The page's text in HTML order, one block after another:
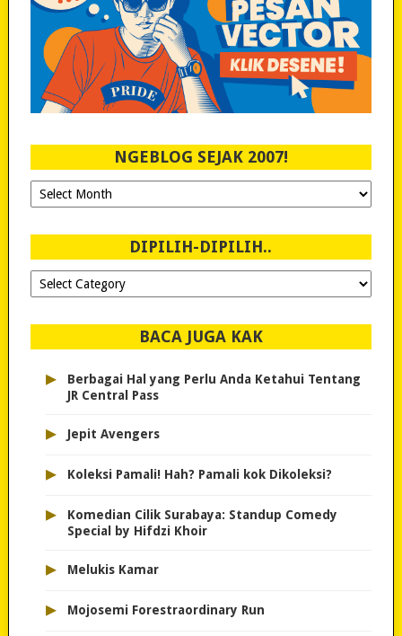
NGEBLOG SEJAK 2007!
Ngeblog
Sejak
DIPILIH-DIPILIH..
Dipilih-
dipilih..
BACA JUGA KAK
▸
Berbagai Hal yang Perlu Anda Ketahui Tentang
JR Central Pass
▸ Jepit Avengers
▸ Koleksi Pamali! Hah? Pamali kok Dikoleksi?
▸
Komedian Cilik Surabaya: Standup Comedy
Special by Hifdzi Khoir
▸ Melukis Kamar
▸ Mojosemi Forestraordinary Run